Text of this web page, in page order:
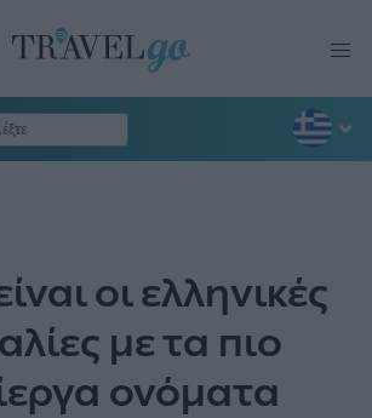
οι ελληνικές
με τα πιο
ονόματα